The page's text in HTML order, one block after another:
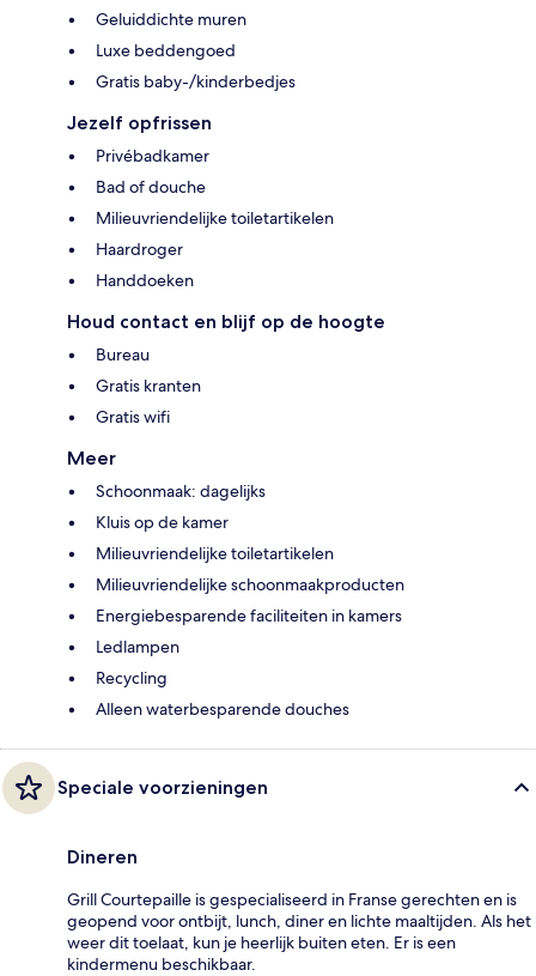
Geluiddichte muren
Luxe beddengoed
Gratis baby-/kinderbedjes
Jezelf opfrissen
Privébadkamer
Bad of douche
Milieuvriendelijke toiletartikelen
Haardroger
Handdoeken
Houd contact en blijf op de hoogte
Bureau
Gratis kranten
Gratis wifi
Meer
Schoonmaak: dagelijks
Kluis op de kamer
Milieuvriendelijke toiletartikelen
Milieuvriendelijke schoonmaakproducten
Energiebesparende faciliteiten in kamers
Ledlampen
Recycling
Alleen waterbesparende douches
Speciale voorzieningen
Dineren
Grill Courtepaille is gespecialiseerd in Franse gerechten en is
geopend voor ontbijt, lunch, diner en lichte maaltijden. Als het
weer dit toelaat, kun je heerlijk buiten eten. Er is een
kindermenu beschikbaar.